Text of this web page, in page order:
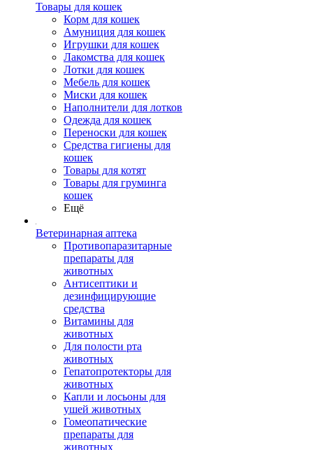
Товары для кошек
Корм для кошек
Амуниция для кошек
Игрушки для кошек
Лакомства для кошек
Лотки для кошек
Мебель для кошек
Миски для кошек
Наполнители для лотков
Одежда для кошек
Переноски для кошек
Средства гигиены для
кошек
Товары для котят
Товары для груминга
кошек
Ещё
Ветеринарная аптека
Противопаразитарные
препараты для
животных
Антисептики и
дезинфицирующие
средства
Витамины для
животных
Для полости рта
животных
Гепатопротекторы для
животных
Капли и лосьоны для
ушей животных
Гомеопатические
препараты для
животных